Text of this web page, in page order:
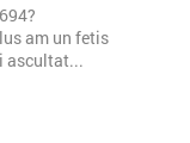
am un fetis
ascultat...